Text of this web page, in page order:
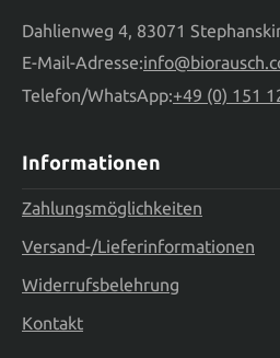
Dahlienweg 4, 83071
E-Mail-Adresse:
Telefon/WhatsApp:+49 (0) 151
Informationen
Zahlungsmöglichkeiten
Versand-/Lieferinformationen
Widerrufsbelehrung
Kontakt